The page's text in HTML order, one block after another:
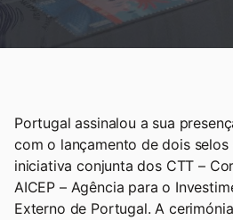
Portugal assinalou a sua
com o lançamento de dois
iniciativa conjunta dos CTT –
AICEP – Agência para o
Externo de Portugal. A